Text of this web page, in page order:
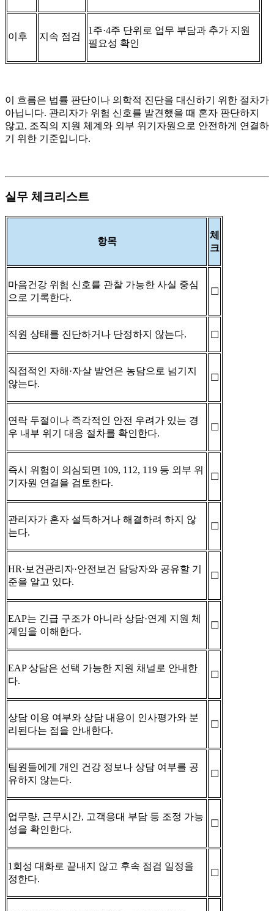
이후 지속 점검
1주·4주 단위로 업무 부담과 추가 지원
필요성 확인
이 흐름은 법률 판단이나 의학적 진단을 대신하기 위한 절차가
아닙니다. 관리자가 위험 신호를 발견했을 때 혼자 판단하지
않고, 조직의 지원 체계와 외부 위기자원으로 안전하게 연결하
기 위한 기준입니다.
실무 체크리스트
항목
체
크
마음건강 위험 신호를 관찰 가능한 사실 중심
으로 기록한다.
☐
직원 상태를 진단하거나 단정하지 않는다. ☐
직접적인 자해·자살 발언은 농담으로 넘기지
않는다.
☐
연락 두절이나 즉각적인 안전 우려가 있는 경
우 내부 위기 대응 절차를 확인한다.
☐
즉시 위험이 의심되면 109, 112, 119 등 외부 위
기자원 연결을 검토한다.
☐
관리자가 혼자 설득하거나 해결하려 하지 않
는다.
☐
HR·보건관리자·안전보건 담당자와 공유할 기
준을 알고 있다.
☐
EAP는 긴급 구조가 아니라 상담·연계 지원 체
계임을 이해한다.
☐
EAP 상담은 선택 가능한 지원 채널로 안내한
다.
☐
상담 이용 여부와 상담 내용이 인사평가와 분
리된다는 점을 안내한다.
☐
팀원들에게 개인 건강 정보나 상담 여부를 공
유하지 않는다.
☐
업무량, 근무시간, 고객응대 부담 등 조정 가능
성을 확인한다.
☐
1회성 대화로 끝내지 않고 후속 점검 일정을
정한다.
☐